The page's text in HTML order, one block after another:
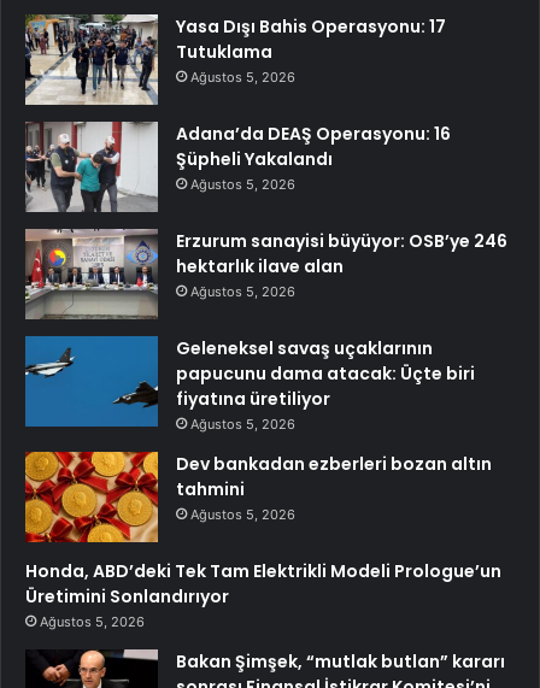
Yasa Dışı Bahis Operasyonu: 17
Tutuklama
Ağustos 5, 2026
Adana’da DEAŞ Operasyonu: 16
Şüpheli Yakalandı
Ağustos 5, 2026
Erzurum sanayisi büyüyor: OSB’ye 246
hektarlık ilave alan
Ağustos 5, 2026
Geleneksel savaş uçaklarının
papucunu dama atacak: Üçte biri
fiyatına üretiliyor
Ağustos 5, 2026
Dev bankadan ezberleri bozan altın
tahmini
Ağustos 5, 2026
Honda, ABD’deki Tek Tam Elektrikli Modeli Prologue’un
Üretimini Sonlandırıyor
Ağustos 5, 2026
Bakan Şimşek, “mutlak butlan” kararı